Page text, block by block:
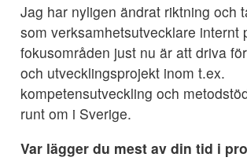
Jag har nyligen ändrat riktning och
som verksamhetsutvecklare internt
fokusområden just nu är att driva
och utvecklingsprojekt inom t.ex.
kompetensutveckling och
runt om i Sverige.
Var lägger du mest av din tid i